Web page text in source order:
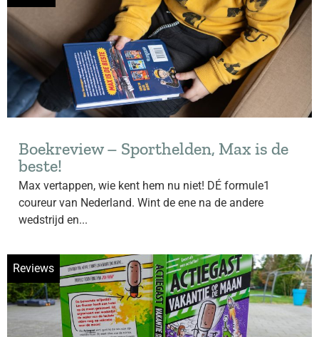
Boekreview – Sporthelden, Max is de
beste!
Max vertappen, wie kent hem nu niet! DÉ formule1
coureur van Nederland. Wint de ene na de andere
wedstrijd en...
Reviews